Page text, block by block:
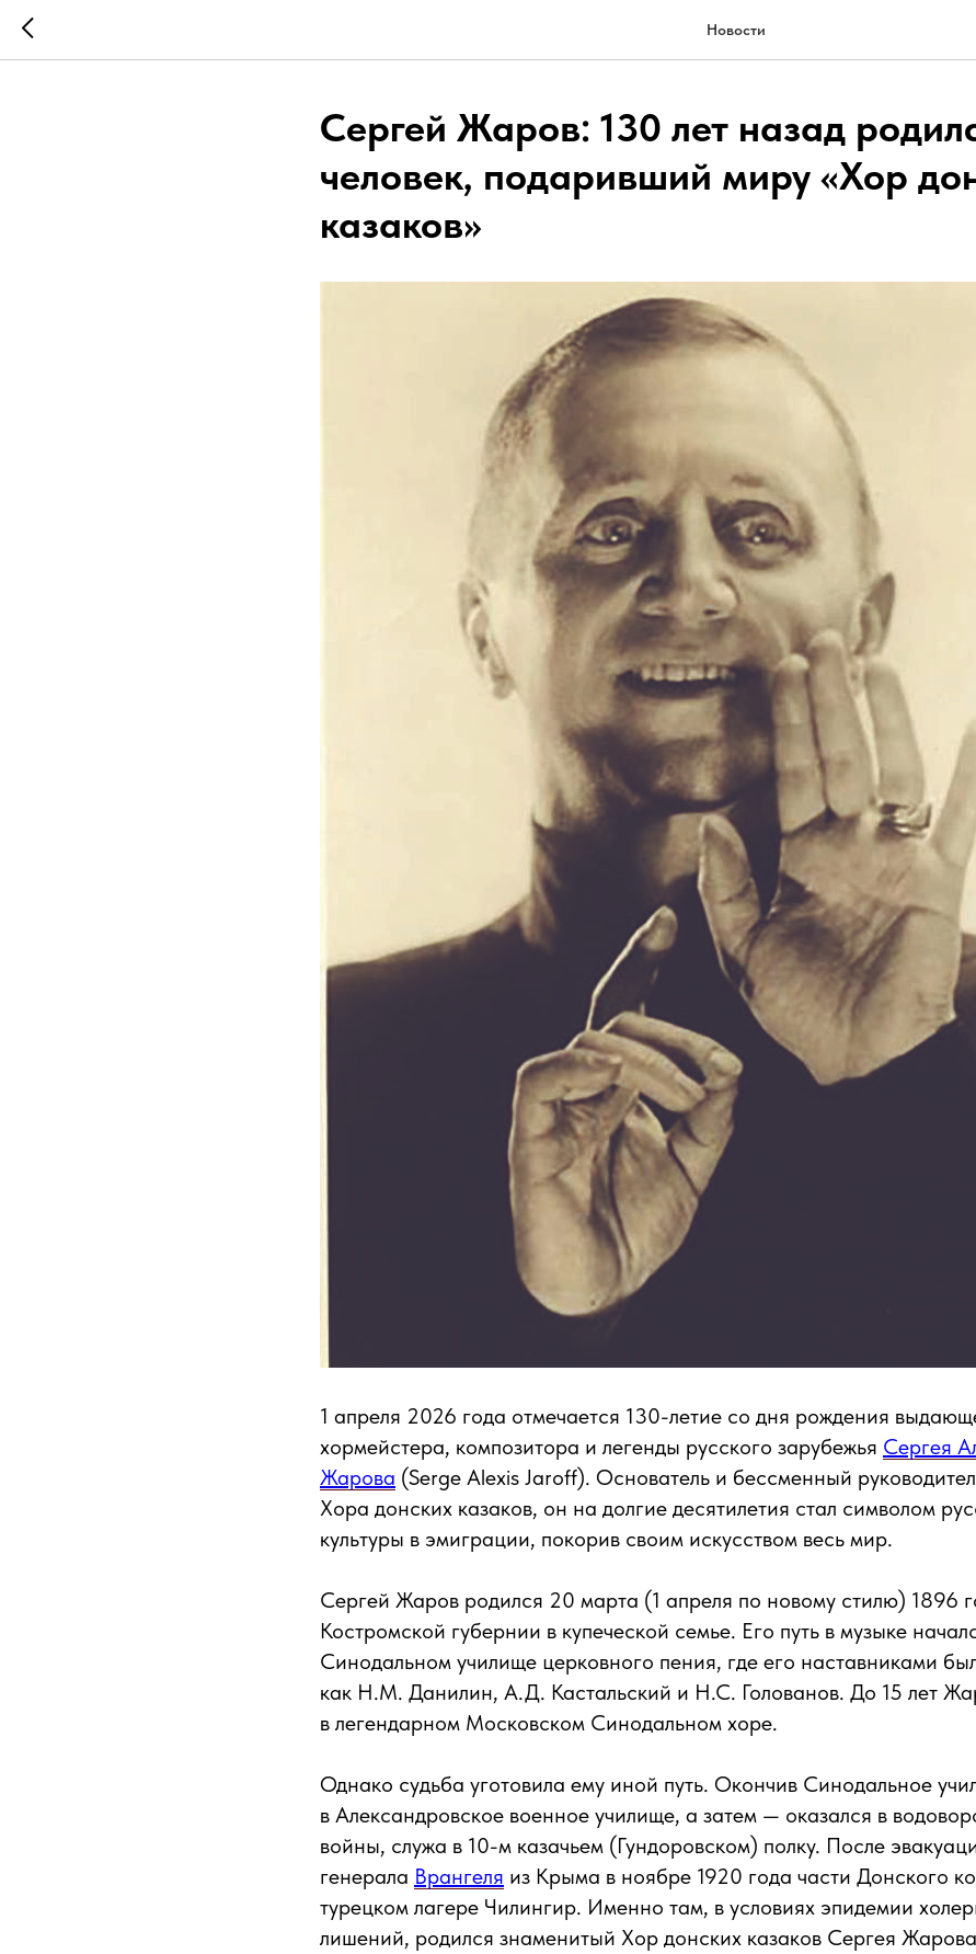
Новости
Сергей Жаров: 130 лет назад
человек, подаривший миру «Хор
казаков»
1 апреля 2026 года отмечается 130-летие со дня рождения
хормейстера, композитора и легенды русского зарубежья Сергея
Жарова (Serge Alexis Jaroff). Основатель и бессменный
Хора донских казаков, он на долгие десятилетия стал символом
культуры в эмиграции, покорив своим искусством весь мир.
Сергей Жаров родился 20 марта (1 апреля по новому стилю) 1896
Костромской губернии в купеческой семье. Его путь в музыке
Синодальном училище церковного пения, где его наставниками
как Н.М. Данилин, А.Д. Кастальский и Н.С. Голованов. До 15 лет
в легендарном Московском Синодальном хоре.
Однако судьба уготовила ему иной путь. Окончив Синодальное
в Александровское военное училище, а затем — оказался в
войны, служа в 10-м казачьем (Гундоровском) полку. После
генерала Врангеля из Крыма в ноябре 1920 года части Донского
турецком лагере Чилингир. Именно там, в условиях эпидемии
лишений, родился знаменитый Хор донских казаков Сергея